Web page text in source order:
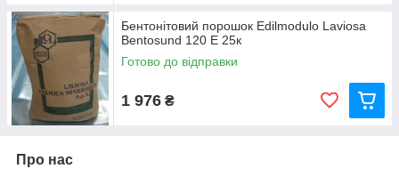
Бентонітовий порошок Edilmodulo Laviosa
Bentosund 120 E 25к
Готово до відправки
1 976 ₴
Про нас